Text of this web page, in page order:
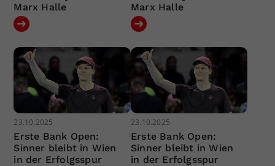
Marx Halle
Marx Halle
23.10.2025
Erste Bank Open:
Sinner bleibt in Wien
in der Erfolgsspur
23.10.2025
Erste Bank Open:
Sinner bleibt in Wien
in der Erfolgsspur